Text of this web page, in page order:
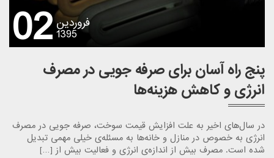
02 فروردین
1395
پنج راه آسان برای صرفه جویی در مصرف
انرژی و کاهش هزینه‌ها
در سال‌های اخیر به علت افزایش قیمت سوخت، صرفه جویی در مصرف
انرژی به خصوص در منازل و خانه‌ها به مسئله‌ی خیلی مهمی تبدیل
شده است. مصرف بیش از اندازه‌ی انرژی و فعالیت بیش از […]